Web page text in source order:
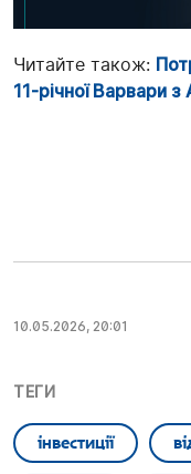
Читайте також:
11-річної Варвари з
10.05.2026, 20:01
ТЕГИ
інвестиції